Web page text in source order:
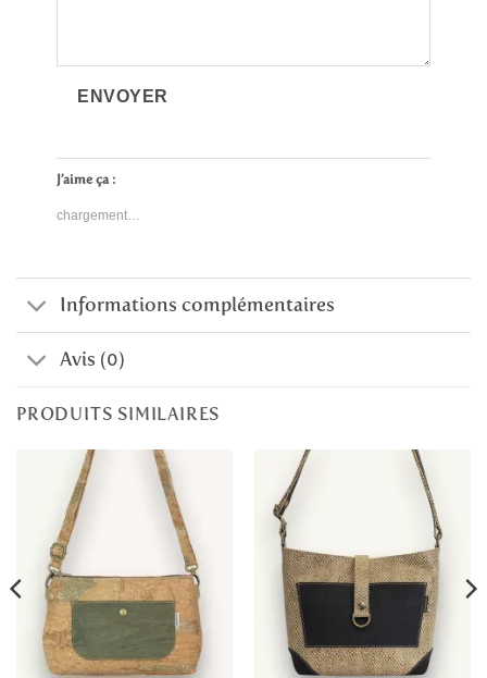
ENVOYER
J’aime ça :
chargement…
Informations complémentaires
Avis (0)
PRODUITS SIMILAIRES